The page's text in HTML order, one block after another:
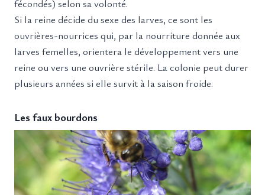
fécondés) selon sa volonté.
Si la reine décide du sexe des larves, ce sont les
ouvrières-nourrices qui, par la nourriture donnée aux
larves femelles, orientera le développement vers une
reine ou vers une ouvrière stérile. La colonie peut durer
plusieurs années si elle survit à la saison froide.
Les faux bourdons